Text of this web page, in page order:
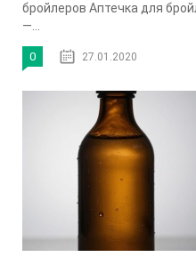
бройлеров Аптечка для
—...
0 27.01.2020